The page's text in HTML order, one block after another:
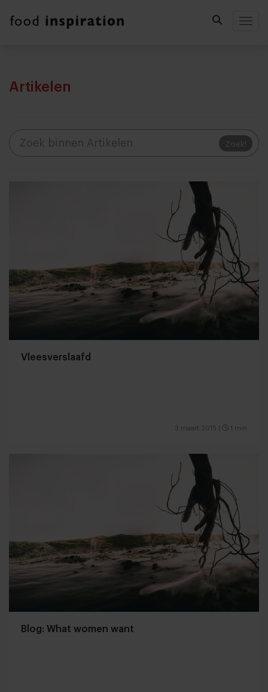
Artikelen
Zoek!
Vleesverslaafd
3 maart 2015 1 min
Blog: What women want